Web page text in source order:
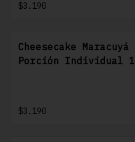
$3.190
Cheesecake Maracuyá
Porción Individual 1
$3.190